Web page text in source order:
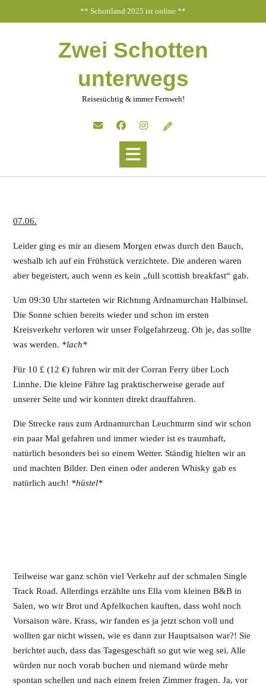
** Schottland 2025 ist online **
Zwei Schotten
unterwegs
Reisesüchtig & immer Fernweh!
07.06.
Leider ging es mir an diesem Morgen etwas durch den Bauch,
weshalb ich auf ein Frühstück verzichtete. Die anderen waren
aber begeistert, auch wenn es kein „full scottish breakfast“ gab.
Um 09:30 Uhr starteten wir Richtung Ardnamurchan Halbinsel.
Die Sonne schien bereits wieder und schon im ersten
Kreisverkehr verloren wir unser Folgefahrzeug. Oh je, das sollte
was werden. *lach*
Für 10 £ (12 €) fuhren wir mit der Corran Ferry über Loch
Linnhe. Die kleine Fähre lag praktischerweise gerade auf
unserer Seite und wir konnten direkt drauffahren.
Die Strecke raus zum Ardnamurchan Leuchtturm sind wir schon
ein paar Mal gefahren und immer wieder ist es traumhaft,
natürlich besonders bei so einem Wetter. Ständig hielten wir an
und machten Bilder. Den einen oder anderen Whisky gab es
natürlich auch! *hüstel*
Teilweise war ganz schön viel Verkehr auf der schmalen Single
Track Road. Allerdings erzählte uns Ella vom kleinen B&B in
Salen, wo wir Brot und Apfelkuchen kauften, dass wohl noch
Vorsaison wäre. Krass, wir fanden es ja jetzt schon voll und
wollten gar nicht wissen, wie es dann zur Hauptsaison war?! Sie
berichtet auch, dass das Tagesgeschäft so gut wie weg sei. Alle
würden nur noch vorab buchen und niemand würde mehr
spontan schellen und nach einem freien Zimmer fragen. Ja, vor